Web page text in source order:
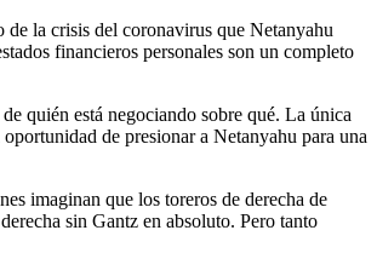
la crisis del coronavirus que Netanyahu
financieros personales son un completo
quién está negociando sobre qué. La única
de presionar a Netanyahu para una
imaginan que los toreros de derecha de
sin Gantz en absoluto. Pero tanto